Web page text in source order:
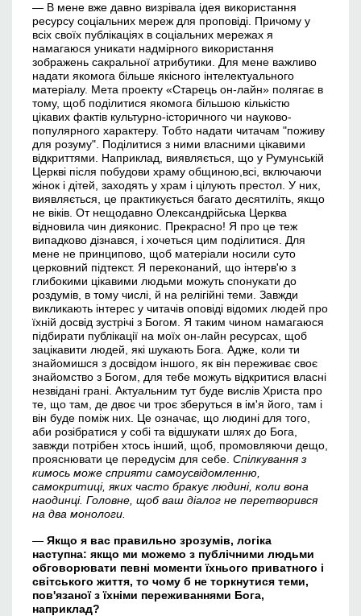
— В мене вже давно визрівала ідея використання
ресурсу соціальних мереж для проповіді. Причому у
всіх своїх публікаціях в соціальних мережах я
намагаюся уникати надмірного використання
зображень сакральної атрибутики. Для мене важливо
надати якомога більше якісного інтелектуального
матеріалу. Мета проекту «Старець он-лайн» полягає в
тому, щоб поділитися якомога більшою кількістю
цікавих фактів культурно-історичного чи науково-
популярного характеру. Тобто надати читачам "поживу
для розуму". Поділитися з ними власними цікавими
відкриттями. Наприклад, виявляється, що у Румунській
Церкві після побудови храму общиною,всі, включаючи
жінок і дітей, заходять у храм і цілують престол. У них,
виявляється, це практикується багато десятиліть, якщо
не віків. От нещодавно Олександрійська Церква
відновила чин дияконис. Прекрасно! Я про це теж
випадково дізнався, і хочеться цим поділитися. Для
мене не принципово, щоб матеріали носили суто
церковний підтекст. Я переконаний, що інтерв'ю з
глибокими цікавими людьми можуть спонукати до
роздумів, в тому числі, й на релігійні теми. Завжди
викликають інтерес у читачів оповіді відомих людей про
їхній досвід зустрічі з Богом. Я таким чином намагаюся
підбирати публікації на моїх он-лайн ресурсах, щоб
зацікавити людей, які шукають Бога. Адже, коли ти
знайомишся з досвідом іншого, як він переживає своє
знайомство з Богом, для тебе можуть відкритися власні
незвідані грані. Актуальним тут буде вислів Христа про
те, що там, де двоє чи троє зберуться в ім'я його, там і
він буде поміж них. Це означає, що людині для того,
аби розібратися у собі та відшукати шлях до Бога,
завжди потрібен хтось інший, щоб, промовляючи дещо,
прояснювати це передусім для себе. Спілкування з
кимось може сприяти самоусвідомленню,
самокритиці, яких часто бракує людині, коли вона
наодинці. Головне, щоб ваш діалог не перетворився
на два монологи.
— Якщо я вас правильно зрозумів, логіка
наступна: якщо ми можемо з публічними людьми
обговорювати певні моменти їхнього приватного і
світського життя, то чому б не торкнутися теми,
пов'язаної з їхніми переживаннями Бога,
наприклад?